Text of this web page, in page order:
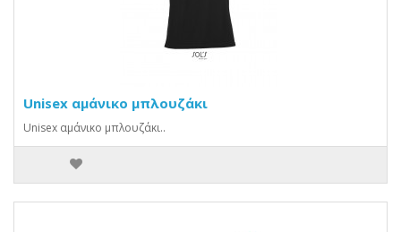
Unisex αμάνικο μπλουζάκι
Unisex αμάνικο μπλουζάκι..